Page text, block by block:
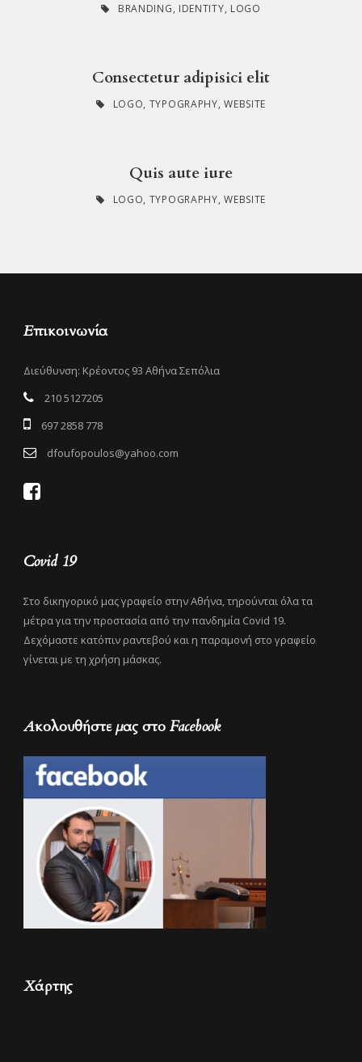
BRANDING, IDENTITY, LOGO
Consectetur adipisici elit
LOGO, TYPOGRAPHY, WEBSITE
Quis aute iure
LOGO, TYPOGRAPHY, WEBSITE
Επικοινωνία
Διεύθυνση: Κρέοντος 93 Αθήνα Σεπόλια
210 5127205
697 2858 778
dfoufopoulos@yahoo.com
Covid 19
Στο δικηγορικό μας γραφείο στην Αθήνα, τηρούνται όλα τα
μέτρα για την προστασία από την πανδημία Covid 19.
Δεχόμαστε κατόπιν ραντεβού και η παραμονή στο γραφείο
γίνεται με τη χρήση μάσκας.
Ακολουθήστε μας στο Facebook
Χάρτης